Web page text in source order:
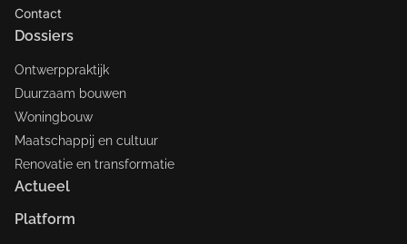
Contact
Dossiers
Ontwerppraktijk
Duurzaam bouwen
Woningbouw
Maatschappij en cultuur
Renovatie en transformatie
Actueel
Platform